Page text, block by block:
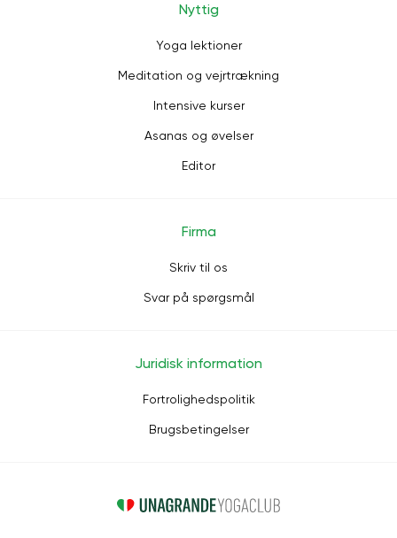
Nyttig
Yoga lektioner
Meditation og vejrtrækning
Intensive kurser
Asanas og øvelser
Editor
Firma
Skriv til os
Svar på spørgsmål
Juridisk information
Fortrolighedspolitik
Brugsbetingelser